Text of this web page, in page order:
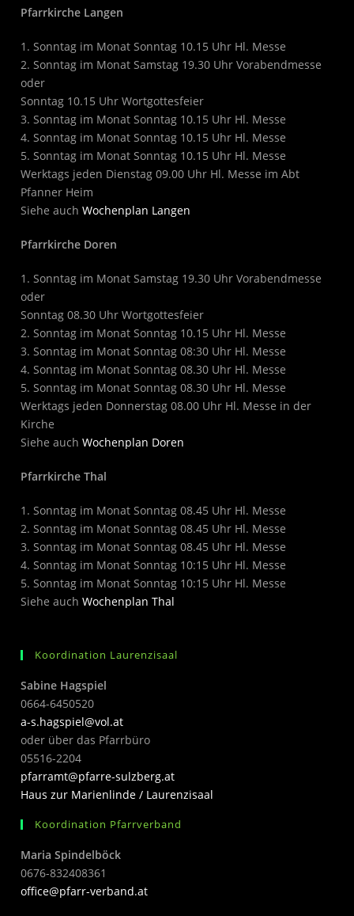
Pfarrkirche Langen
1. Sonntag im Monat Sonntag 10.15 Uhr Hl. Messe
2. Sonntag im Monat Samstag 19.30 Uhr Vorabendmesse
oder
Sonntag 10.15 Uhr Wortgottesfeier
3. Sonntag im Monat Sonntag 10.15 Uhr Hl. Messe
4. Sonntag im Monat Sonntag 10.15 Uhr Hl. Messe
5. Sonntag im Monat Sonntag 10.15 Uhr Hl. Messe
Werktags jeden Dienstag 09.00 Uhr Hl. Messe im Abt
Pfanner Heim
Siehe auchWochenplan Langen
Pfarrkirche Doren
1. Sonntag im Monat Samstag 19.30 Uhr Vorabendmesse
oder
Sonntag 08.30 Uhr Wortgottesfeier
2. Sonntag im Monat Sonntag 10.15 Uhr Hl. Messe
3. Sonntag im Monat Sonntag 08:30 Uhr Hl. Messe
4. Sonntag im Monat Sonntag 08.30 Uhr Hl. Messe
5. Sonntag im Monat Sonntag 08.30 Uhr Hl. Messe
Werktags jeden Donnerstag 08.00 Uhr Hl. Messe in der
Kirche
Siehe auchWochenplan Doren
Pfarrkirche Thal
1. Sonntag im Monat Sonntag 08.45 Uhr Hl. Messe
2. Sonntag im Monat Sonntag 08.45 Uhr Hl. Messe
3. Sonntag im Monat Sonntag 08.45 Uhr Hl. Messe
4. Sonntag im Monat Sonntag 10:15 Uhr Hl. Messe
5. Sonntag im Monat Sonntag 10:15 Uhr Hl. Messe
Siehe auchWochenplan Thal
Koordination Laurenzisaal
Sabine Hagspiel
0664-6450520
a-s.hagspiel@vol.at
oder über das Pfarrbüro
05516-2204
pfarramt@pfarre-sulzberg.at
Haus zur Marienlinde / Laurenzisaal
Koordination Pfarrverband
Maria Spindelböck
0676-832408361
office@pfarr-verband.at